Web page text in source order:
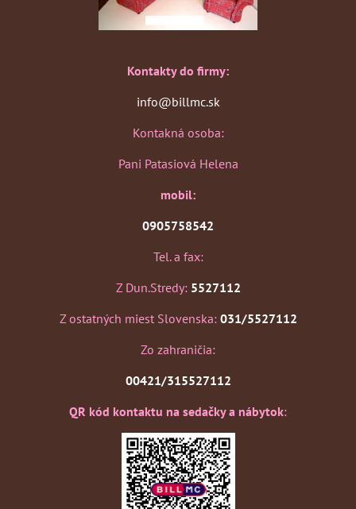
Kontakty do firmy:
info@billmc.sk
Kontakná osoba:
Pani Patasiová Helena
mobil:
0905758542
Tel. a fax:
Z Dun.Stredy: 5527112
Z ostatných miest Slovenska: 031/5527112
Zo zahraničia:
00421/315527112
QR kód kontaktu na sedačky a nábytok: